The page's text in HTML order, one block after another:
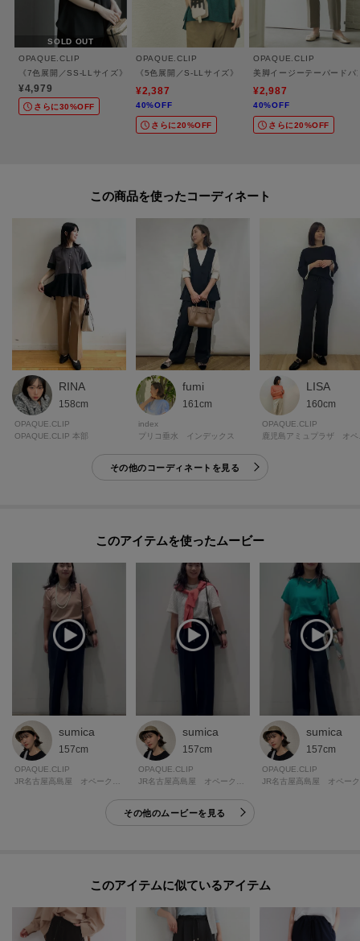
※照明の関係により、実際よりも色味が違って見える場合があります。ま
た、パソコン・スマートフォンなどの環境により、若干製品と画像のカラー
が異なる場合もございます。
SOLD OUT
OPAQUE.CLIP
《7色展開／SS-LLサイズ》ストレッチスキッパーブラウス／セットアップ対応【洗濯
¥4,979
さらに30%OFF
OPAQUE.CLIP
《5色展開／S-LLサイズ》リラクシーメッシュニット【
¥2,387
40%OFF
さらに20%OFF
OPAQUE.CLIP
美脚イージーテーパード
¥2,987
40%OFF
さらに20%OFF
この商品を使った
RINA
158cm
OPAQUE.CLIP
OPAQUE.CLIP 本部
fumi
161cm
index
プリコ垂水 インデックス
LISA
160cm
OPAQUE.CLIP
その他のコーディネートを見る
このアイテムを使ったムービー
sumica
157cm
OPAQUE.CLIP
sumica
157cm
OPAQUE.CLIP
sumica
157cm
OPAQUE.CLIP
その他のムービーを見る
このアイテムに似ているアイテム